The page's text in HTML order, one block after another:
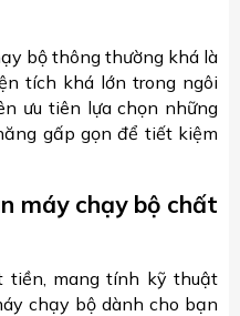
bộ thông thường khá là
tích khá lớn trong ngôi
ưu tiên lựa chọn những
gấp gọn để tiết kiệm
máy chạy bộ chất
tiền, mang tính kỹ thuật
chạy bộ dành cho bạn